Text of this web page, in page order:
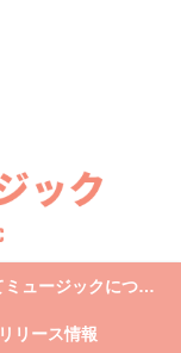
夢の果てミュージックについて
リリース情報